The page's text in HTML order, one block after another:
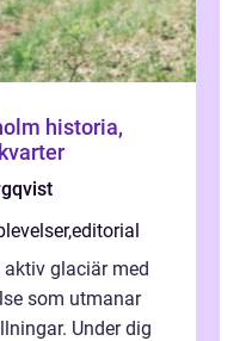
,editorial
glaciär med
som utmanar
Under dig